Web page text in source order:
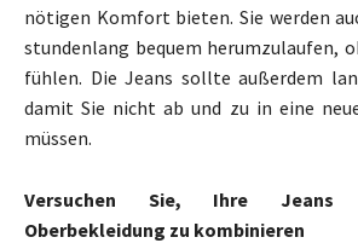
nötigen Komfort bieten. Sie werden
stundenlang bequem herumzulaufen,
fühlen. Die Jeans sollte außerdem
damit Sie nicht ab und zu in eine
müssen.
Versuchen Sie, Ihre Jeans
Oberbekleidung zu kombinieren